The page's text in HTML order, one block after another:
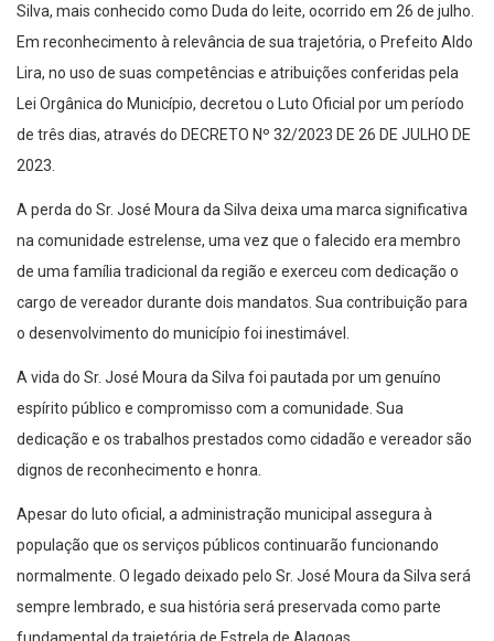
Silva, mais conhecido como Duda do leite, ocorrido em 26 de julho.
Em reconhecimento à relevância de sua trajetória, o Prefeito Aldo
Lira, no uso de suas competências e atribuições conferidas pela
Lei Orgânica do Município, decretou o Luto Oficial por um período
de três dias, através do DECRETO Nº 32/2023 DE 26 DE JULHO DE
2023.
A perda do Sr. José Moura da Silva deixa uma marca significativa
na comunidade estrelense, uma vez que o falecido era membro
de uma família tradicional da região e exerceu com dedicação o
cargo de vereador durante dois mandatos. Sua contribuição para
o desenvolvimento do município foi inestimável.
A vida do Sr. José Moura da Silva foi pautada por um genuíno
espírito público e compromisso com a comunidade. Sua
dedicação e os trabalhos prestados como cidadão e vereador são
dignos de reconhecimento e honra.
Apesar do luto oficial, a administração municipal assegura à
população que os serviços públicos continuarão funcionando
normalmente. O legado deixado pelo Sr. José Moura da Silva será
sempre lembrado, e sua história será preservada como parte